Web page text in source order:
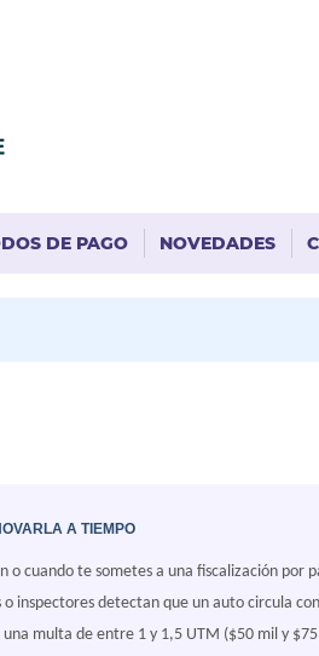
DE PAGO NOVEDADES
A TIEMPO
cuando te sometes a una fiscalización por
inspectores detectan que un auto circula
multa de entre 1 y 1,5 UTM ($50 mil y